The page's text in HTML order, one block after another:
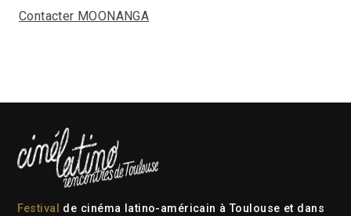
Contacter MOONANGA
Festival
de cinéma latino-américain à Toulouse et dans